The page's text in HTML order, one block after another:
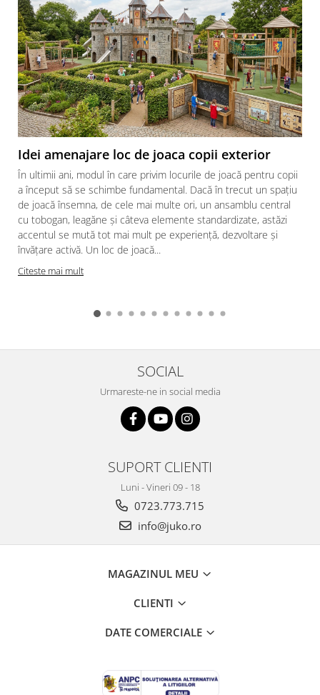
Idei amenajare loc de joaca copii exterior
În ultimii ani, modul în care privim locurile de joacă pentru copii
a început să se schimbe fundamental. Dacă în trecut un spațiu
de joacă însemna, de cele mai multe ori, un ansamblu central
cu tobogan, leagăne și câteva elemente standardizate, astăzi
accentul se mută tot mai mult pe experiență, dezvoltare și
învățare activă. Un loc de joacă...
Citeste mai mult
SOCIAL
Urmareste-ne in social media
SUPORT CLIENTI
Luni - Vineri 09 - 18
0723.773.715
info@juko.ro
MAGAZINUL MEU
CLIENTI
DATE COMERCIALE